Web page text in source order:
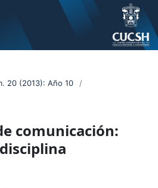
20 (2013): Año 10
/
comunicación: